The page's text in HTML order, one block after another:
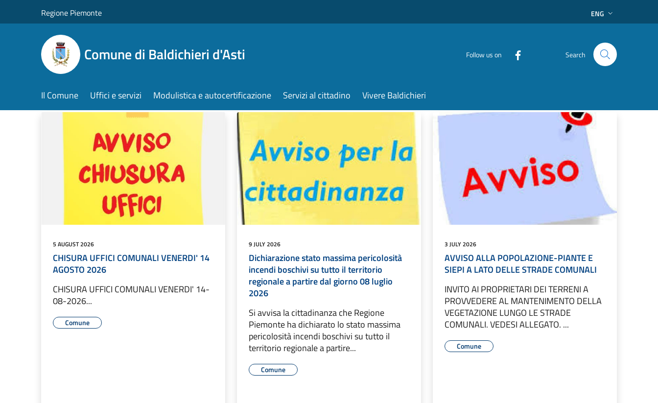
Regione Piemonte ENG
Comune di Baldichieri d'Asti Follow us on Search
Il Comune Uffici e servizi Modulistica e autocertificazione Servizi al cittadino Vivere Baldichieri
5 AUGUST 2026
CHISURA UFFICI COMUNALI VENERDI' 14
AGOSTO 2026
CHISURA UFFICI COMUNALI VENERDI' 14-
08-2026...
Comune
9 JULY 2026
Dichiarazione stato massima pericolosità
incendi boschivi su tutto il territorio
regionale a partire dal giorno 08 luglio
2026
Si avvisa la cittadinanza che Regione
Piemonte ha dichiarato lo stato massima
pericolosità incendi boschivi su tutto il
territorio regionale a partire...
Comune
3 JULY 2026
AVVISO ALLA POPOLAZIONE-PIANTE E
SIEPI A LATO DELLE STRADE COMUNALI
INVITO AI PROPRIETARI DEI TERRENI A
PROVVEDERE AL MANTENIMENTO DELLA
VEGETAZIONE LUNGO LE STRADE
COMUNALI. VEDESI ALLEGATO. ...
Comune